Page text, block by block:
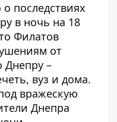
о последствиях
в ночь на 18
Филатов
от
Днепру –
вуз и дома.
вражескую
Днепра